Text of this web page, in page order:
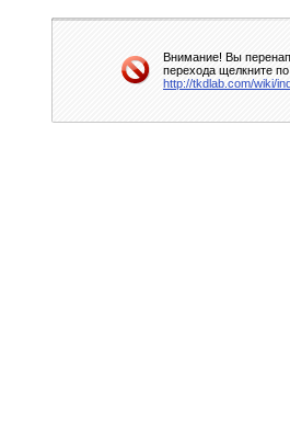
Внимание! Вы
перехода щелкните
http://tkdlab.com/wiki/